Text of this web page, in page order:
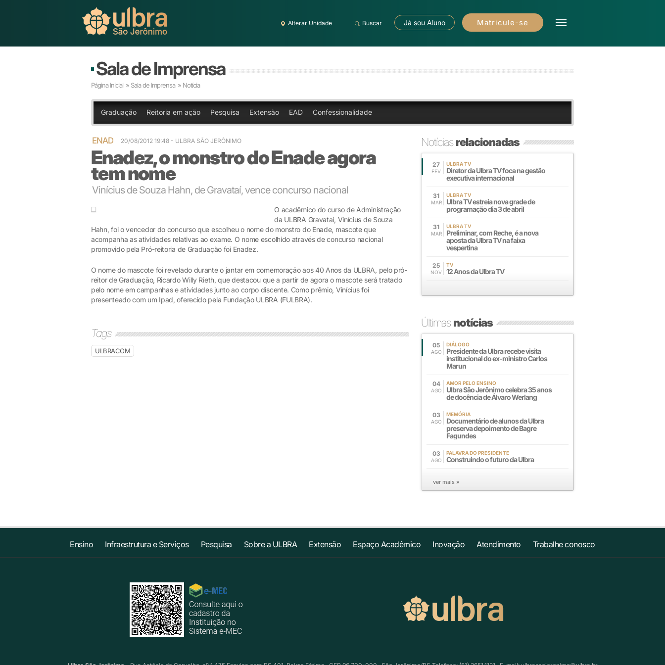
Alterar Unidade Buscar Já sou Aluno Matricule-se
Sala de Imprensa
Página Inicial » Sala de Imprensa » Notícia
Graduação Reitoria em ação Pesquisa Extensão EAD Confessionalidade
ENAD 20/08/2012 19:48 - ULBRA SÃO JERÔNIMO
Enadez, o monstro do Enade agora
tem nome
Vinícius de Souza Hahn, de Gravataí, vence concurso nacional
O acadêmico do curso de Administração
da ULBRA Gravataí, Vinícius de Souza
Hahn, foi o vencedor do concurso que escolheu o nome do monstro do Enade, mascote que
acompanha as atividades relativas ao exame. O nome escolhido através de concurso nacional
promovido pela Pró-reitoria de Graduação foi Enadez.
O nome do mascote foi revelado durante o jantar em comemoração aos 40 Anos da ULBRA, pelo pró-
reitor de Graduação, Ricardo Willy Rieth, que destacou que a partir de agora o mascote será tratado
pelo nome em campanhas e atividades junto ao corpo discente. Como prêmio, Vinícius foi
presenteado com um Ipad, oferecido pela Fundação ULBRA (FULBRA).
Tags
ULBRACOM
Notíciasrelacionadas
27
FEV
ULBRA TV
Diretor da Ulbra TV foca na gestão
executiva internacional
31
MAR
ULBRA TV
Ulbra TV estreia nova grade de
programação dia 3 de abril
31
MAR
ULBRA TV
Preliminar, com Reche, é a nova
aposta da Ulbra TV na faixa
vespertina
25
NOV
TV
12 Anos da Ulbra TV
Últimasnotícias
05
AGO
DIÁLOGO
Presidente da Ulbra recebe visita
institucional do ex-ministro Carlos
Marun
04
AGO
AMOR PELO ENSINO
Ulbra São Jerônimo celebra 35 anos
de docência de Álvaro Werlang
03
AGO
MEMÓRIA
Documentário de alunos da Ulbra
preserva depoimento de Bagre
Fagundes
03
AGO
PALAVRA DO PRESIDENTE
Construindo o futuro da Ulbra
ver mais »
Ensino Infraestrutura e Serviços Pesquisa Sobre a ULBRA Extensão Espaço Acadêmico Inovação Atendimento Trabalhe conosco